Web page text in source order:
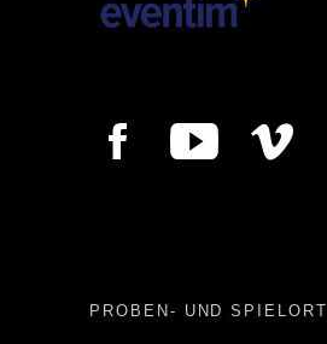
PROBEN- UND SPIELORT